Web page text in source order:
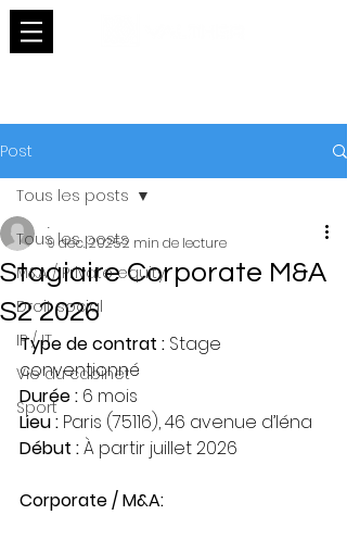
Post
Tous les posts
M&A / Private equity
Droit social
IP / IT
Vie du cabinet
Sport
Tous les posts
Stagiaire Corporate M&A
S2 2026
.
9 déc. 20252 min de lecture
Type de contrat : Stage
conventionné
Durée : 6 mois
Lieu : Paris (75116), 46 avenue d’Iéna
Début : À partir juillet 2026
Corporate / M&A: